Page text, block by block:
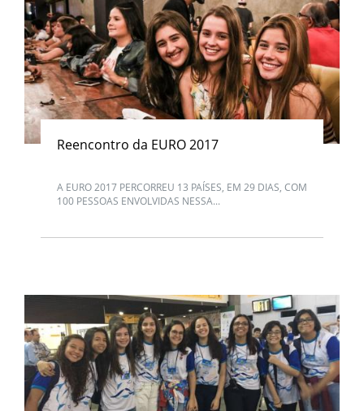
Reencontro da EURO 2017
A EURO 2017 PERCORREU 13 PAÍSES, EM 29 DIAS, COM
100 PESSOAS ENVOLVIDAS NESSA...